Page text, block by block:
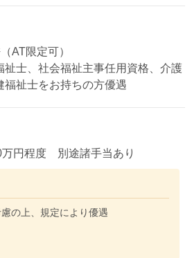
AT限定可）
士、社会福祉主事任用資格、介護
福祉士をお持ちの方優遇
万円程度 別途諸手当あり
の上、規定により優遇